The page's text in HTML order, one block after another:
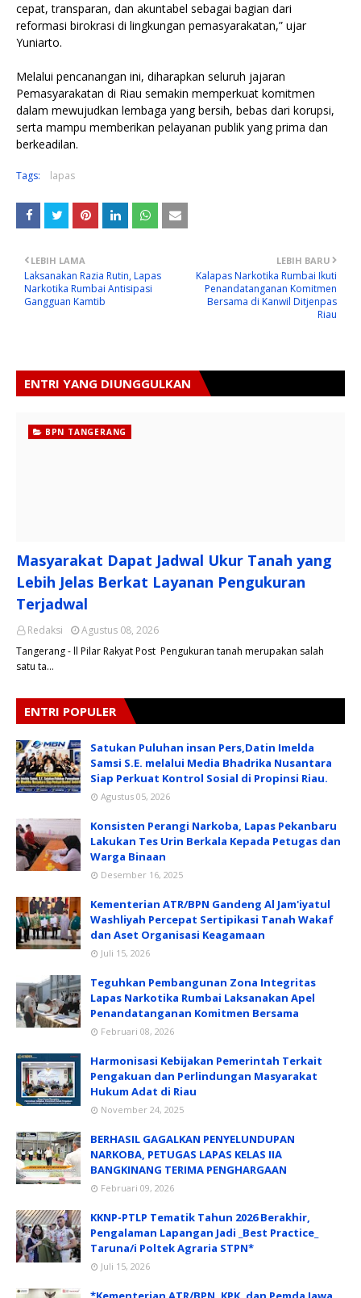
cepat, transparan, dan akuntabel sebagai bagian dari
reformasi birokrasi di lingkungan pemasyarakatan,” ujar
Yuniarto.
Melalui pencanangan ini, diharapkan seluruh jajaran
Pemasyarakatan di Riau semakin memperkuat komitmen
dalam mewujudkan lembaga yang bersih, bebas dari korupsi,
serta mampu memberikan pelayanan publik yang prima dan
berkeadilan.
Tags: lapas
LEBIH BARU
Kalapas Narkotika Rumbai Ikuti
Penandatanganan Komitmen
Bersama di Kanwil Ditjenpas
Riau
LEBIH LAMA
Laksanakan Razia Rutin, Lapas
Narkotika Rumbai Antisipasi
Gangguan Kamtib
ENTRI YANG DIUNGGULKAN
BPN TANGERANG
Masyarakat Dapat Jadwal Ukur Tanah yang
Lebih Jelas Berkat Layanan Pengukuran
Terjadwal
Redaksi
Agustus 08, 2026
Tangerang - ll Pilar Rakyat Post Pengukuran tanah merupakan salah
satu ta…
ENTRI POPULER
Satukan Puluhan insan Pers,Datin Imelda
Samsi S.E. melalui Media Bhadrika Nusantara
Siap Perkuat Kontrol Sosial di Propinsi Riau.
Agustus 05, 2026
Konsisten Perangi Narkoba, Lapas Pekanbaru
Lakukan Tes Urin Berkala Kepada Petugas dan
Warga Binaan
Desember 16, 2025
Kementerian ATR/BPN Gandeng Al Jam'iyatul
Washliyah Percepat Sertipikasi Tanah Wakaf
dan Aset Organisasi Keagamaan
Juli 15, 2026
Teguhkan Pembangunan Zona Integritas
Lapas Narkotika Rumbai Laksanakan Apel
Penandatanganan Komitmen Bersama
Februari 08, 2026
Harmonisasi Kebijakan Pemerintah Terkait
Pengakuan dan Perlindungan Masyarakat
Hukum Adat di Riau
November 24, 2025
BERHASIL GAGALKAN PENYELUNDUPAN
NARKOBA, PETUGAS LAPAS KELAS IIA
BANGKINANG TERIMA PENGHARGAAN
Februari 09, 2026
KKNP-PTLP Tematik Tahun 2026 Berakhir,
Pengalaman Lapangan Jadi _Best Practice_
Taruna/i Poltek Agraria STPN*
Juli 15, 2026